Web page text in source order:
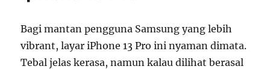
Bagi mantan pengguna Samsung yang lebih
vibrant, layar iPhone 13 Pro ini nyaman dimata.
Tebal jelas kerasa, namun kalau dilihat berasal